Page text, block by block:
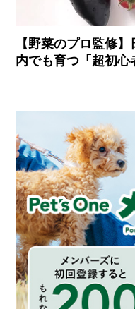
【野菜のプロ監修
内でも育つ「超初心